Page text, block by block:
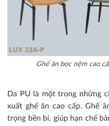
Ghế ăn bọc nệm cao
Da PU là một trong những
xuất ghế ăn cao cấp. Ghế
trọng bền bỉ, giúp hạn chế